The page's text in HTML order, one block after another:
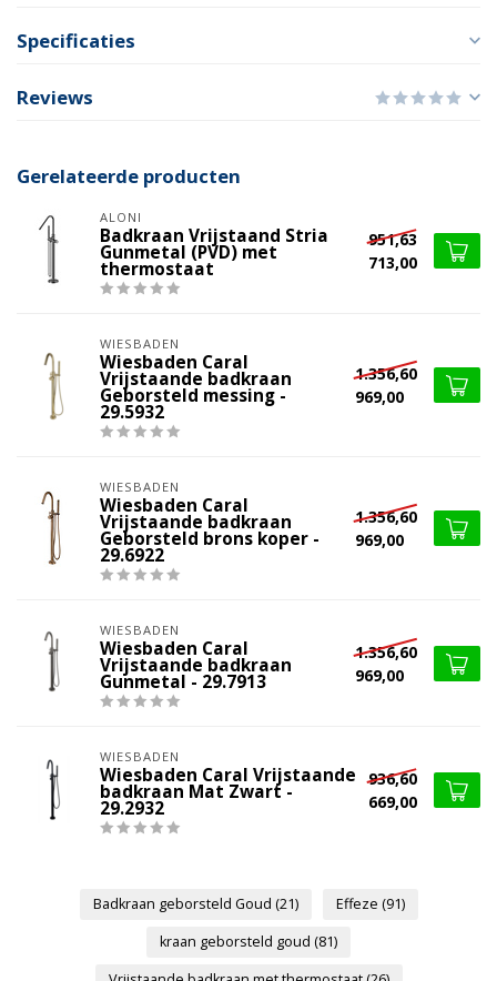
Specificaties
Reviews
Gerelateerde producten
ALONI
Badkraan Vrijstaand Stria
Gunmetal (PVD) met
thermostaat
951,63
713,00
WIESBADEN
Wiesbaden Caral
Vrijstaande badkraan
Geborsteld messing -
29.5932
1.356,60
969,00
WIESBADEN
Wiesbaden Caral
Vrijstaande badkraan
Geborsteld brons koper -
29.6922
1.356,60
969,00
WIESBADEN
Wiesbaden Caral
Vrijstaande badkraan
Gunmetal - 29.7913
1.356,60
969,00
WIESBADEN
Wiesbaden Caral Vrijstaande
badkraan Mat Zwart -
29.2932
936,60
669,00
Badkraan geborsteld Goud (21) Effeze (91)
kraan geborsteld goud (81)